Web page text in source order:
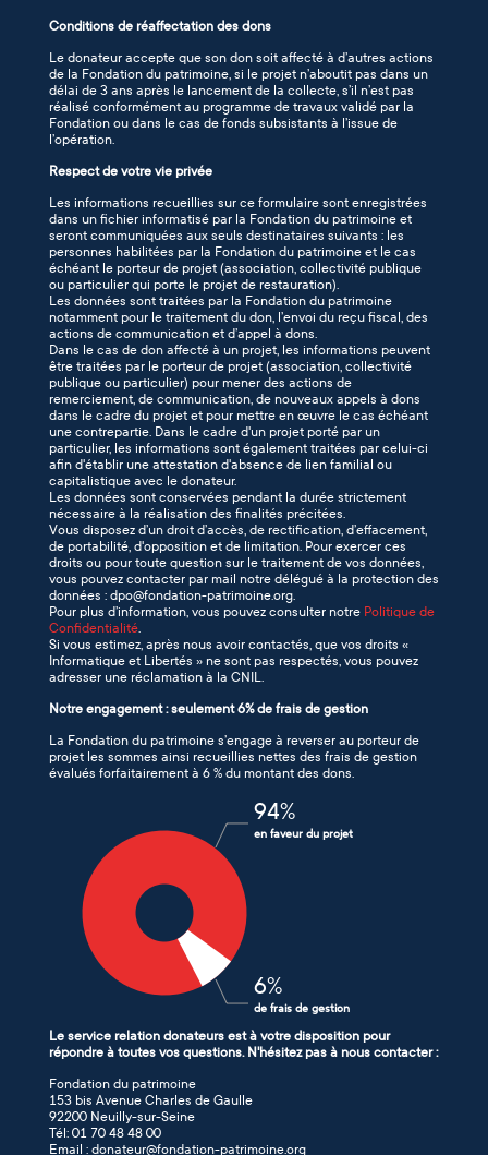
Conditions de réaffectation des dons
Le donateur accepte que son don soit affecté à d’autres actions
de la Fondation du patrimoine, si le projet n’aboutit pas dans un
délai de 3 ans après le lancement de la collecte, s’il n’est pas
réalisé conformément au programme de travaux validé par la
Fondation ou dans le cas de fonds subsistants à l’issue de
l’opération.
Respect de votre vie privée
Les informations recueillies sur ce formulaire sont enregistrées
dans un fichier informatisé par la Fondation du patrimoine et
seront communiquées aux seuls destinataires suivants : les
personnes habilitées par la Fondation du patrimoine et le cas
échéant le porteur de projet (association, collectivité publique
ou particulier qui porte le projet de restauration).
Les données sont traitées par la Fondation du patrimoine
notamment pour le traitement du don, l’envoi du reçu fiscal, des
actions de communication et d’appel à dons.
Dans le cas de don affecté à un projet, les informations peuvent
être traitées par le porteur de projet (association, collectivité
publique ou particulier) pour mener des actions de
remerciement, de communication, de nouveaux appels à dons
dans le cadre du projet et pour mettre en œuvre le cas échéant
une contrepartie. Dans le cadre d'un projet porté par un
particulier, les informations sont également traitées par celui-ci
afin d'établir une attestation d'absence de lien familial ou
capitalistique avec le donateur.
Les données sont conservées pendant la durée strictement
nécessaire à la réalisation des finalités précitées.
Vous disposez d’un droit d’accès, de rectification, d’effacement,
de portabilité, d'opposition et de limitation. Pour exercer ces
droits ou pour toute question sur le traitement de vos données,
vous pouvez contacter par mail notre délégué à la protection des
données : dpo@fondation-patrimoine.org.
Pour plus d’information, vous pouvez consulter notre Politique de
Confidentialité.
Si vous estimez, après nous avoir contactés, que vos droits «
Informatique et Libertés » ne sont pas respectés, vous pouvez
adresser une réclamation à la CNIL.
Notre engagement : seulement 6% de frais de gestion
La Fondation du patrimoine s’engage à reverser au porteur de
projet les sommes ainsi recueillies nettes des frais de gestion
évalués forfaitairement à 6 % du montant des dons.
94%
en faveur du projet
6%
de frais de gestion
Le service relation donateurs est à votre disposition pour
répondre à toutes vos questions. N'hésitez pas à nous contacter :
Fondation du patrimoine
153 bis Avenue Charles de Gaulle
92200 Neuilly-sur-Seine
Tél: 01 70 48 48 00
Email : donateur@fondation-patrimoine.org